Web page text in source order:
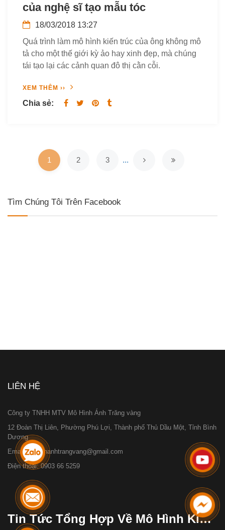
Tin Tức Tổng Hợp Về Mô Hình Kiến
của nghệ sĩ tạo mẫu tóc
18/03/2018 13:27
Quá trình làm mô hình kiến trúc của ông không mô
tả cho một thế giới kỳ ảo hay xinh đẹp, mà chúng
tái tạo lại các cảnh quan đô thị cằn cỗi.
XEM THÊM ››
Chia sẻ:
1 2 3 ...
Tìm Chúng Tôi Trên Facebook
LIÊN HỆ
Công ty TNHH MTV Mô Hình Ánh Trăng vàng
12 Đoàn Thị Liên, Phường Phú Lợi, Thành phố Thủ Dầu Một, Tỉnh Bình
Dương
Email:mohinhanhtrangvang@gmail.com
Điện thoại: 0903 66 5259